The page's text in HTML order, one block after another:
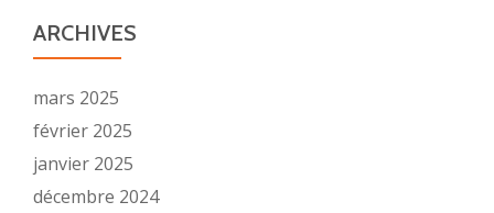
ARCHIVES
mars 2025
février 2025
janvier 2025
décembre 2024